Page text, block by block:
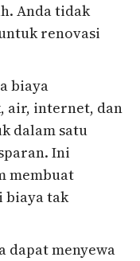
Anda tidak
renovasi
biaya
air, internet, dan
dalam satu
Ini
membuat
biaya tak
dapat menyewa